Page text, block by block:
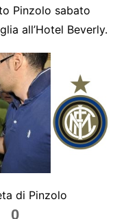
Pinzolo sabato
all’Hotel Beverly.
di Pinzolo
0